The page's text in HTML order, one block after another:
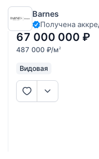
126.2 кв.м. В квартире
качественная
от лидирующих
Barnes
Получена
67 000 000 ₽
487 000 ₽/м2
Видовая